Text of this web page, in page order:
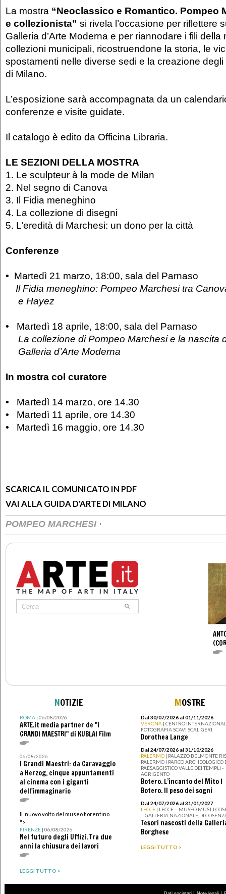
La mostra “Neoclassico e Romantico. Pompeo
e collezionista” si rivela l’occasione per riflettere
Galleria d’Arte Moderna e per riannodare i fili della
collezioni municipali, ricostruendone la storia, le
spostamenti nelle diverse sedi e la creazione
di Milano.
L’esposizione sarà accompagnata da un
conferenze e visite guidate.
Il catalogo è edito da Officina Libraria.
LE SEZIONI DELLA MOSTRA
1. Le sculpteur à la mode de Milan
2. Nel segno di Canova
3. Il Fidia meneghino
4. La collezione di disegni
5. L’eredità di Marchesi: un dono per la città
Conferenze
• Martedì 21 marzo, 18:00, sala del Parnaso
Il Fidia meneghino: Pompeo Marchesi tra
e Hayez
• Martedì 18 aprile, 18:00, sala del Parnaso
La collezione di Pompeo Marchesi e la nascita
Galleria d’Arte Moderna
In mostra col curatore
• Martedì 14 marzo, ore 14.30
• Martedì 11 aprile, ore 14.30
• Martedì 16 maggio, ore 14.30
SCARICA IL COMUNICATO IN PDF
VAI ALLA GUIDA D'ARTE DI MILANO
POMPEO MARCHESI ·
NOTIZIE
ROMA| 06/08/2026
ARTE.it media partner de "I
GRANDI MAESTRI" di KUBLAI Film
06/08/2026
I Grandi Maestri: da Caravaggio
a Herzog, cinque appuntamenti
al cinema con i giganti
dell'immaginario
Il nuovo volto del museo fiorentino
">
FIRENZE| 06/08/2026
Nel futuro degli Uffizi. Tra due
anni la chiusura dei lavori
LEGGI TUTTO >
MOSTRE
Dal 30/07/2026 al 01/11/2026
VERONA | CENTRO
FOTOGRAFIA SCAVI SCALIGERI
Dorothea Lange
Dal 24/07/2026 al 31/10/2026
PALERMO | PALAZZO BELMONTE
PALERMO I PARCO ARCHEOLOGICO
PAESAGGISTICO VALLE DEI TEMPLI -
AGRIGENTO
Botero. L’incanto del Mito I
Botero. Il peso dei sogni
Dal 24/07/2026 al 31/01/2027
LECCE | LECCE – MUSEO MUST I
– GALLERIA NAZIONALE DI
Tesori nascosti della
Borghese
LEGGI TUTTO >